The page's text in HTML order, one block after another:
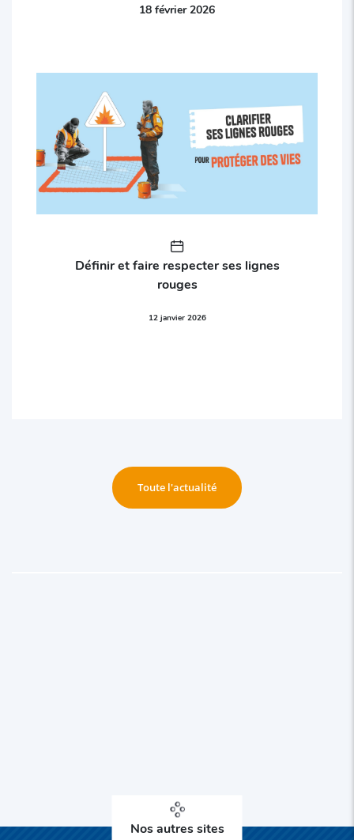
18 février 2026
Définir et faire respecter ses lignes
rouges
12 janvier 2026
Toute l'actualité
Nos autres sites